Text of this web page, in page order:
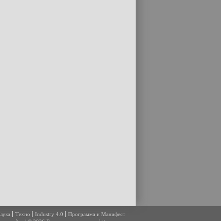
Техно Industry 4.0
Программа и Манифест